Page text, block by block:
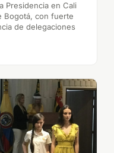
Presidencia en Cali
Bogotá, con fuerte
de delegaciones